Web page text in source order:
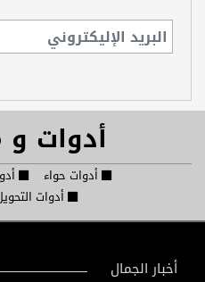
أدوات
أدوات حواء
أدوات
أخبار الجمال